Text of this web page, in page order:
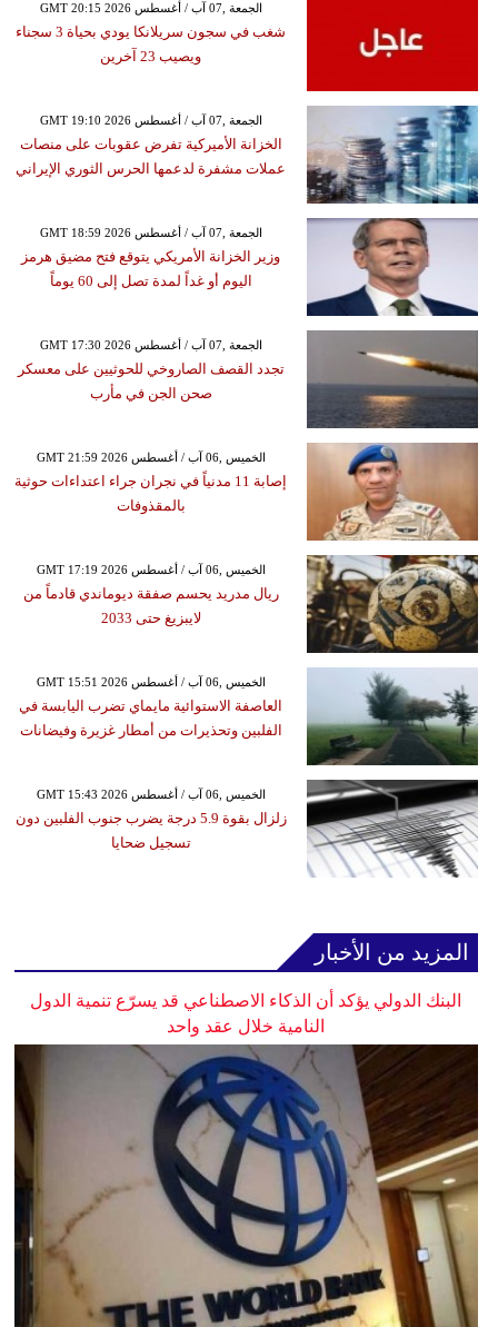
GMT 20:15 2026 الجمعة ,07 آب / أغسطس
شغب في سجون سريلانكا يودي بحياة 3 سجناء
ويصيب 23 آخرين
GMT 19:10 2026 الجمعة ,07 آب / أغسطس
الخزانة الأميركية تفرض عقوبات على منصات
عملات مشفرة لدعمها الحرس الثوري الإيراني
GMT 18:59 2026 الجمعة ,07 آب / أغسطس
وزير الخزانة الأمريكي يتوقع فتح مضيق هرمز
اليوم أو غداً لمدة تصل إلى 60 يوماً
GMT 17:30 2026 الجمعة ,07 آب / أغسطس
تجدد القصف الصاروخي للحوثيين على معسكر
صحن الجن في مأرب
GMT 21:59 2026 الخميس ,06 آب / أغسطس
إصابة 11 مدنياً في نجران جراء اعتداءات حوثية
بالمقذوفات
GMT 17:19 2026 الخميس ,06 آب / أغسطس
ريال مدريد يحسم صفقة ديوماندي قادماً من
لايبزيغ حتى 2033
GMT 15:51 2026 الخميس ,06 آب / أغسطس
العاصفة الاستوائية مايماي تضرب اليابسة في
الفلبين وتحذيرات من أمطار غزيرة وفيضانات
GMT 15:43 2026 الخميس ,06 آب / أغسطس
زلزال بقوة 5.9 درجة يضرب جنوب الفلبين دون
تسجيل ضحايا
المزيد من الأخبار
البنك الدولي يؤكد أن الذكاء الاصطناعي قد يسرّع تنمية الدول
النامية خلال عقد واحد